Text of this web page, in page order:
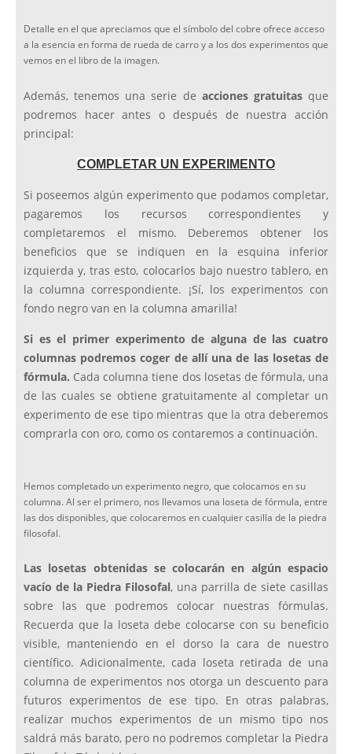
Detalle en el que apreciamos que el símbolo del cobre ofrece acceso
a la esencia en forma de rueda de carro y a los dos experimentos que
vemos en el libro de la imagen.
Además, tenemos una serie de acciones gratuitasque
podremos hacer antes o después de nuestra acción
principal:
COMPLETAR UN EXPERIMENTO
Si poseemos algún experimento que podamos completar,
pagaremos los recursos correspondientes y
completaremos el mismo. Deberemos obtener los
beneficios que se indiquen en la esquina inferior
izquierda y, tras esto, colocarlos bajo nuestro tablero, en
la columna correspondiente. ¡Sí, los experimentos con
fondo negro van en la columna amarilla!
Si es el primer experimento de alguna de las cuatro
columnas podremos coger de allí una de las losetas de
fórmula. Cada columna tiene dos losetas de fórmula, una
de las cuales se obtiene gratuitamente al completar un
experimento de ese tipo mientras que la otra deberemos
comprarla con oro, como os contaremos a continuación.
Hemos completado un experimento negro, que colocamos en su
columna. Al ser el primero, nos llevamos una loseta de fórmula, entre
las dos disponibles, que colocaremos en cualquier casilla de la piedra
filosofal.
Las losetas obtenidas se colocarán en algún espacio
vacío de la Piedra Filosofal , una parrilla de siete casillas
sobre las que podremos colocar nuestras fórmulas.
Recuerda que la loseta debe colocarse con su beneficio
visible, manteniendo en el dorso la cara de nuestro
científico. Adicionalmente, cada loseta retirada de una
columna de experimentos nos otorga un descuento para
futuros experimentos de ese tipo. En otras palabras,
realizar muchos experimentos de un mismo tipo nos
saldrá más barato, pero no podremos completar la Piedra